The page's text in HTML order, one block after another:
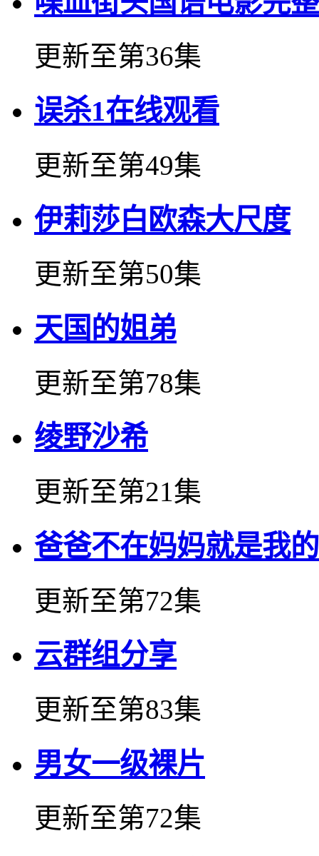
更新至第36集
误杀1在线观看
更新至第49集
伊莉莎白欧森大尺度
更新至第50集
天国的姐弟
更新至第78集
绫野沙希
更新至第21集
爸爸不在妈妈就是我
更新至第72集
云群组分享
更新至第83集
男女一级裸片
更新至第72集